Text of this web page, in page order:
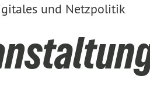
und Netzpolitik